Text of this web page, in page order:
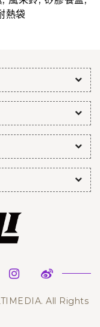
熱袋
All Rights